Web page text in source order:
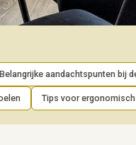
Belangrijke aandachtspunten bij
Tips voor